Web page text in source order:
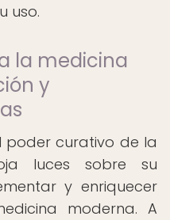
uso.
la medicina
y
poder curativo de la
luces sobre su
y enriquecer
moderna. A